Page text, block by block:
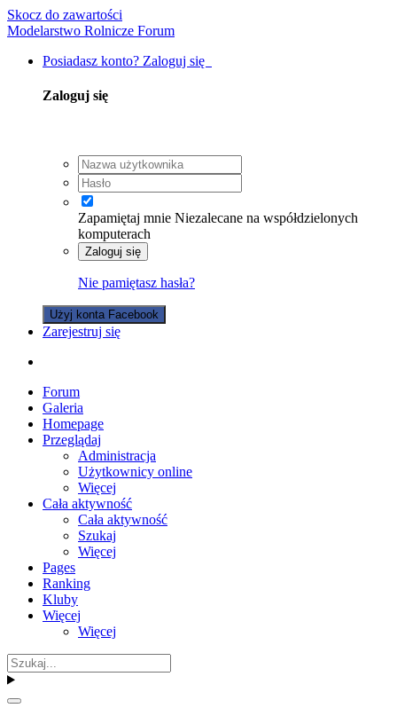
Skocz do zawartości
Modelarstwo Rolnicze Forum
Posiadasz konto? Zaloguj się
Zaloguj się
Zapamiętaj mnie Niezalecane na współdzielonych
komputerach
Zaloguj się
Nie pamiętasz hasła?
Użyj konta Facebook
Zarejestruj się
Forum
Galeria
Homepage
Przeglądaj
Administracja
Użytkownicy online
Więcej
Cała aktywność
Cała aktywność
Szukaj
Więcej
Pages
Ranking
Kluby
Więcej
Więcej